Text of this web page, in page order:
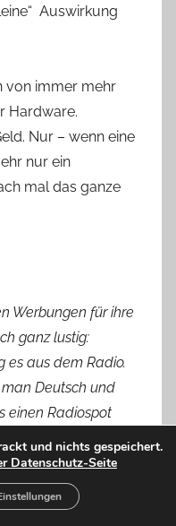
Auswirkung
von immer mehr
Hardware.
Nur – wenn eine
nur ein
mal das ganze
Werbungen für ihre
ganz lustig:
es aus dem Radio.
Deutsch und
einen Radiospot
jemand was eine
„klaut“ übrig.
wenn in der
und nichts gespeichert.
Datenschutz-Seite